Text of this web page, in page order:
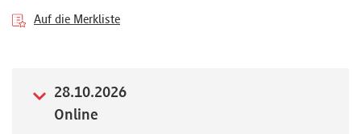
Über
Auf die Merkliste
28.10.2026
Online